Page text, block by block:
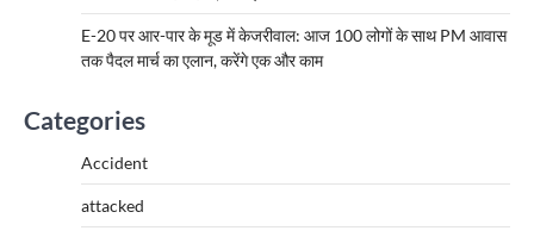
E-20 पर आर-पार के मूड में केजरीवाल: आज 100 लोगों के साथ PM आवास
तक पैदल मार्च का एलान, करेंगे एक और काम
Categories
Accident
attacked